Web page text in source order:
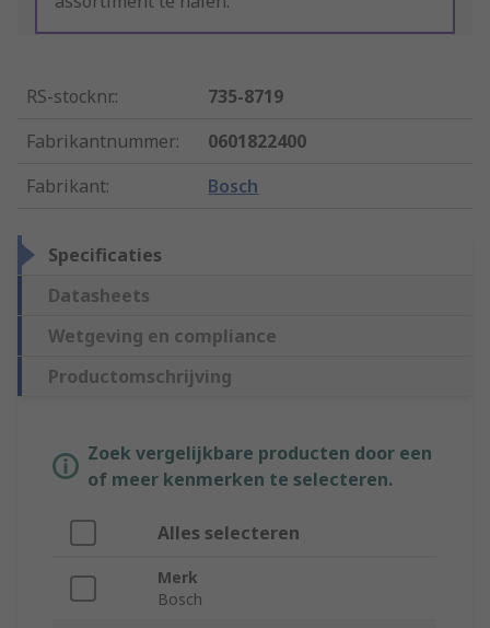
RS-stocknr.:
735-8719
Fabrikantnummer:
0601822400
Fabrikant: Bosch
Specificaties
Datasheets
Wetgeving en compliance
Productomschrijving
Zoek vergelijkbare producten door een
of meer kenmerken te selecteren.
Alles selecteren
Merk
Bosch